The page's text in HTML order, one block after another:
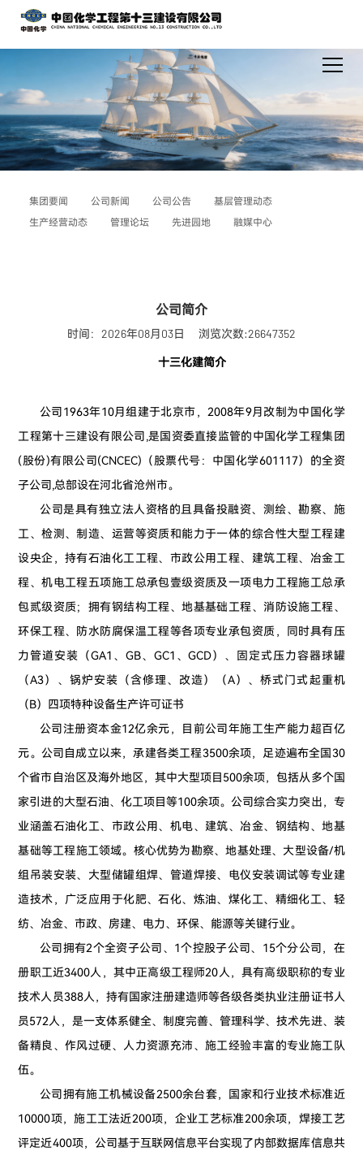
集团要闻 公司新闻 公司公告
基层管理动态
生产经营动态
管理论坛 先进园地 融媒中心
公司简介
时间：2026年08月03日 浏览次数:26647352
十三化建简介
公司1963年10月组建于北京市，2008年9月改制为中国化学
工程第十三建设有限公司,是国资委直接监管的中国化学工程集团
(股份)有限公司(CNCEC)（股票代号：中国化学601117）的全资
子公司,总部设在河北省沧州市。
公司是具有独立法人资格的且具备投融资、测绘、勘察、施
工、检测、制造、运营等资质和能力于一体的综合性大型工程建
设央企，持有石油化工工程、市政公用工程、建筑工程、冶金工
程、机电工程五项施工总承包壹级资质及一项电力工程施工总承
包贰级资质；拥有钢结构工程、地基基础工程、消防设施工程、
环保工程、防水防腐保温工程等各项专业承包资质，同时具有压
力管道安装（GA1、GB、GC1、GCD）、固定式压力容器球罐
（A3）、锅炉安装（含修理、改造）（A）、桥式门式起重机
（B）四项特种设备生产许可证书
公司注册资本金12亿余元，目前公司年施工生产能力超百亿
元。公司自成立以来，承建各类工程3500余项，足迹遍布全国30
个省市自治区及海外地区，其中大型项目500余项，包括从多个国
家引进的大型石油、化工项目等100余项。公司综合实力突出，专
业涵盖石油化工、市政公用、机电、建筑、冶金、钢结构、地基
基础等工程施工领域。核心优势为勘察、地基处理、大型设备/机
组吊装安装、大型储罐组焊、管道焊接、电仪安装调试等专业建
造技术，广泛应用于化肥、石化、炼油、煤化工、精细化工、轻
纺、冶金、市政、房建、电力、环保、能源等关键行业。
公司拥有2个全资子公司、1个控股子公司、15个分公司，在
册职工近3400人，其中正高级工程师20人，具有高级职称的专业
技术人员388人，持有国家注册建造师等各级各类执业注册证书人
员572人，是一支体系健全、制度完善、管理科学、技术先进、装
备精良、作风过硬、人力资源充沛、施工经验丰富的专业施工队
伍。
公司拥有施工机械设备2500余台套，国家和行业技术标准近
10000项，施工工法近200项，企业工艺标准200余项，焊接工艺
评定近400项，公司基于互联网信息平台实现了内部数据库信息共